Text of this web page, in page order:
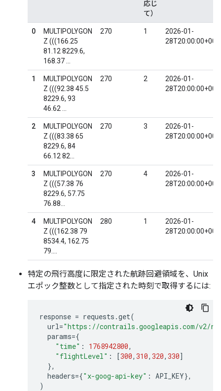
応じ
て）
0
MULTIPOLYGON
Z (((166.25
81.12 8229.6,
168.37 ...
270 1
2026-01-
1
MULTIPOLYGON
Z (((92.38 45.5
8229.6, 93
46.62 ...
270 2
2026-01-
2
MULTIPOLYGON
Z (((83.38 65
8229.6, 84
66.12 82...
270 3
2026-01-
3
MULTIPOLYGON
Z (((57.38 76
8229.6, 57.75
76.88...
270 4
2026-01-
4
MULTIPOLYGON
Z (((162.38 79
8534.4, 162.75
79....
280 1
2026-01-
特定の飛行高度に限定された航跡回避領域を、Unix
エポック整数として指定された時刻で取得するには:
response = requests .get(
url="https://contrails.googleapis.com/v2/
params={
"time" : 1768942800,
"flightLevel" : [300, 310, 320, 330]
},
headers={"x-goog-api-key" : API_KEY},
)